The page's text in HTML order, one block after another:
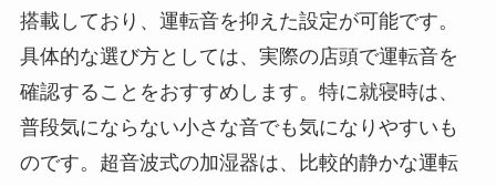
搭載しており、運転音を抑えた設定が可能です。
具体的な選び方としては、実際の店頭で運転音を
確認することをおすすめします。特に就寝時は、
普段気にならない小さな音でも気になりやすいも
のです。超音波式の加湿器は、比較的静かな運転